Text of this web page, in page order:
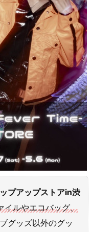
プアップストアin渋
イルやエコバッグ、
グッズ以外のグッ